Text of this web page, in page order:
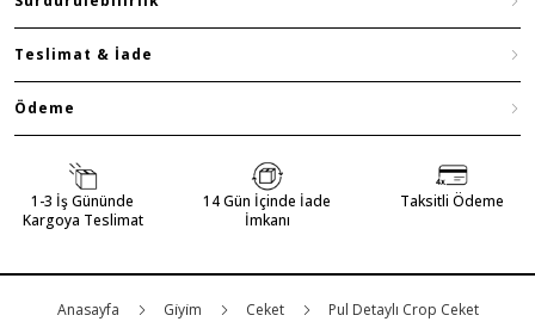
Teslimat & İade
Ödeme
1-3 İş Gününde
Kargoya Teslimat
14 Gün İçinde İade
İmkanı
Taksitli Ödeme
Anasayfa Gi̇yi̇m Ceket Pul Detaylı Crop Ceket
İŞ BANKASI KREDİ KARTINA 6 TAKSİT SEÇENEĞİ